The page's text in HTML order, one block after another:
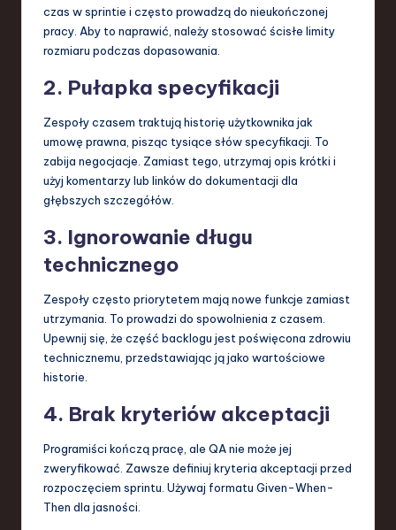
czas w sprintie i często prowadzą do nieukończonej
pracy. Aby to naprawić, należy stosować ścisłe limity
rozmiaru podczas dopasowania.
2. Pułapka specyfikacji
Zespoły czasem traktują historię użytkownika jak
umowę prawna, pisząc tysiące słów specyfikacji. To
zabija negocjacje. Zamiast tego, utrzymaj opis krótki i
użyj komentarzy lub linków do dokumentacji dla
głębszych szczegółów.
3. Ignorowanie długu
technicznego
Zespoły często priorytetem mają nowe funkcje zamiast
utrzymania. To prowadzi do spowolnienia z czasem.
Upewnij się, że część backlogu jest poświęcona zdrowiu
technicznemu, przedstawiając ją jako wartościowe
historie.
4. Brak kryteriów akceptacji
Programiści kończą pracę, ale QA nie może jej
zweryfikować. Zawsze definiuj kryteria akceptacji przed
rozpoczęciem sprintu. Używaj formatu Given-When-
Then dla jasności.